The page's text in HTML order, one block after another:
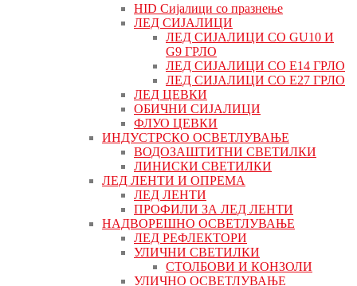
HID Сијалици со празнење
ЛЕД СИЈАЛИЦИ
ЛЕД СИЈАЛИЦИ СО GU10 И
G9 ГРЛО
ЛЕД СИЈАЛИЦИ СО Е14 ГРЛО
ЛЕД СИЈАЛИЦИ СО Е27 ГРЛО
ЛЕД ЦЕВКИ
ОБИЧНИ СИЈАЛИЦИ
ФЛУО ЦЕВКИ
ИНДУСТРСКО ОСВЕТЛУВАЊЕ
ВОДОЗАШТИТНИ СВЕТИЛКИ
ЛИНИСКИ СВЕТИЛКИ
ЛЕД ЛЕНТИ И ОПРЕМА
ЛЕД ЛЕНТИ
ПРОФИЛИ ЗА ЛЕД ЛЕНТИ
НАДВОРЕШНО ОСВЕТЛУВАЊЕ
ЛЕД РЕФЛЕКТОРИ
УЛИЧНИ СВЕТИЛКИ
СТОЛБОВИ И КОНЗОЛИ
УЛИЧНО ОСВЕТЛУВАЊЕ